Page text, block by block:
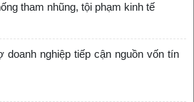
tham nhũng, tội phạm kinh tế
doanh nghiệp tiếp cận nguồn vốn tín